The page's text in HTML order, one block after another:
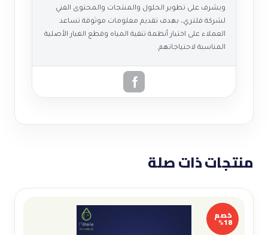
ويشرف على تطوير الحلول والمنتجات والمحتوى الفني
لشركة فلتري، بهدف تقديم معلومات موثوقة تساعد
العملاء على اختيار أنظمة تنقية المياه وقطع الغيار الأصلية
المناسبة لاحتياجاتهم.
منتجات ذات صلة
خصم
18%